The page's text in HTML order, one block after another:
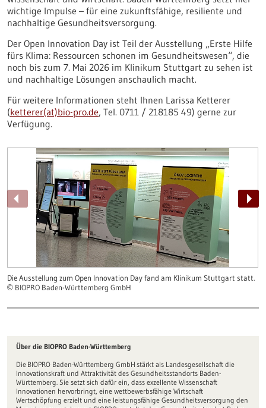
wichtige Impulse – für eine zukunftsfähige, resiliente und
nachhaltige Gesundheitsversorgung.
Der Open Innovation Day ist Teil der Ausstellung „Erste Hilfe
fürs Klima: Ressourcen schonen im Gesundheitswesen“, die
noch bis zum 7. Mai 2026 im Klinikum Stuttgart zu sehen ist
und nachhaltige Lösungen anschaulich macht.
Für weitere Informationen steht Ihnen Larissa Ketterer
(ketterer(at)bio-pro.de, Tel. 0711 / 218185 49) gerne zur
Verfügung.
Die Ausstellung zum Open Innovation Day fand am Klinikum Stuttgart statt.
© BIOPRO Baden-Württemberg GmbH
Über die BIOPRO Baden-Württemberg
Die BIOPRO Baden-Württemberg GmbH stärkt als Landesgesellschaft die
Innovationskraft und Attraktivität des Gesundheitsstandorts Baden-
Württemberg. Sie setzt sich dafür ein, dass exzellente Wissenschaft
Innovationen hervorbringt, eine wettbewerbsfähige Wirtschaft
Wertschöpfung erzielt und eine leistungsfähige Gesundheitsversorgung den